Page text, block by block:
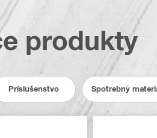
produkty
Príslušenstvo Spotrebný